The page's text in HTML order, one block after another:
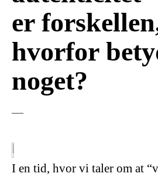
er
hvorfor
noget?
I en tid, hvor vi taler om at